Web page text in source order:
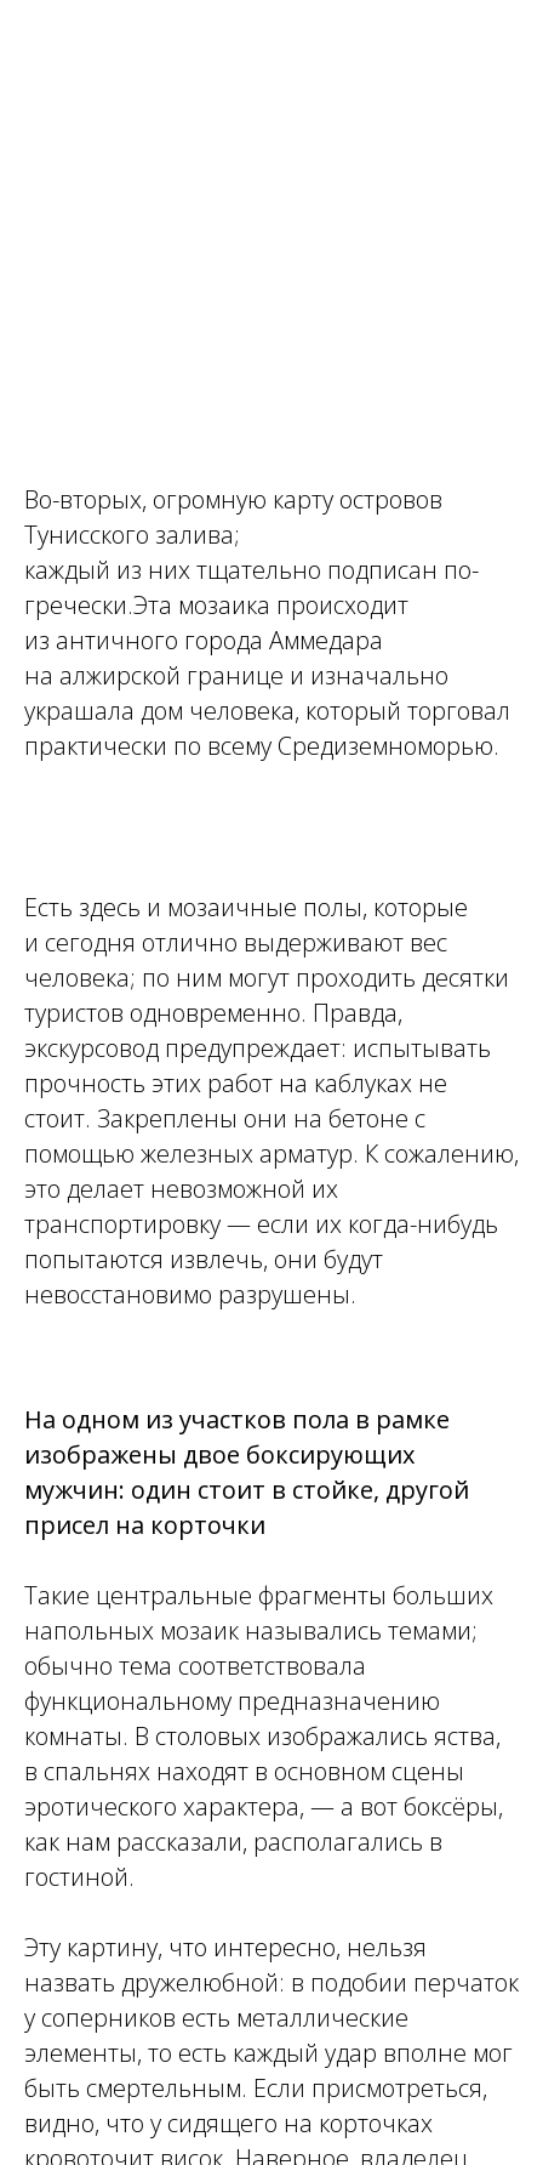
Во-вторых, огромную карту островов
Тунисского залива;
каждый из них тщательно подписан по-
гречески.Эта мозаика происходит
из античного города Аммедара
на алжирской границе и изначально
украшала дом человека, который торговал
практически по всему Средиземноморью.
Есть здесь и мозаичные полы, которые
и сегодня отлично выдерживают вес
человека; по ним могут проходить десятки
туристов одновременно. Правда,
экскурсовод предупреждает: испытывать
прочность этих работ на каблуках не
стоит. Закреплены они на бетоне с
помощью железных арматур. К сожалению,
это делает невозможной их
транспортировку — если их когда-нибудь
попытаются извлечь, они будут
невосстановимо разрушены.
На одном из участков пола в рамке
изображены двое боксирующих
мужчин: один стоит в стойке, другой
присел на корточки
Такие центральные фрагменты больших
напольных мозаик назывались темами;
обычно тема соответствовала
функциональному предназначению
комнаты. В столовых изображались яства,
в спальнях находят в основном сцены
эротического характера, — а вот боксёры,
как нам рассказали, располагались в
гостиной.
Эту картину, что интересно, нельзя
назвать дружелюбной: в подобии перчаток
у соперников есть металлические
элементы, то есть каждый удар вполне мог
быть смертельным. Если присмотреться,
видно, что у сидящего на корточках